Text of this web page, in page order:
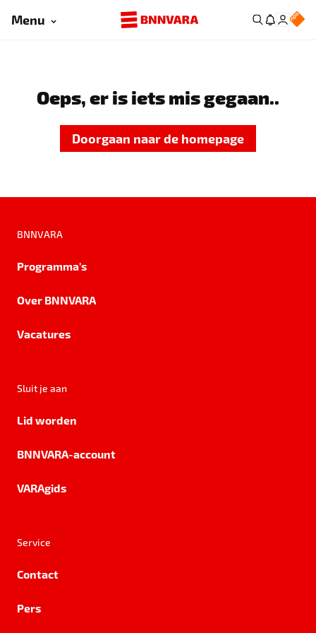
Menu
Oeps, er is iets mis gegaan..
Doorgaan naar de homepage
BNNVARA
Programma's
Over BNNVARA
Vacatures
Sluit je aan
Lid worden
BNNVARA-account
VARAgids
Service
Contact
Pers